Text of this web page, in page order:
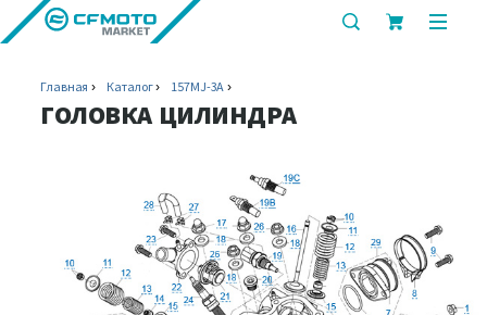
показать
Главная Каталог 157MJ-3A
ГОЛОВКА ЦИЛИНДРА